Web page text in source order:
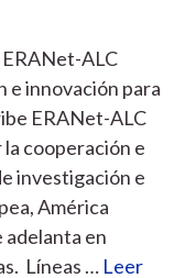
ALC
e innovación para
ERANet-ALC
cooperación e
investigación e
América
adelanta en
Líneas … Leer